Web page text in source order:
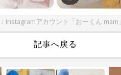
Instagramアカウント「おーくん mam」
記事へ戻る